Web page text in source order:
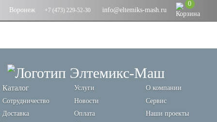
Воронеж +7 (473) 229-52-30 info@eltemiks-mash.ru
0
Каталог Услуги
О компании
Сотрудничество
Новости
Сервис
Доставка
Оплата
Наши проекты